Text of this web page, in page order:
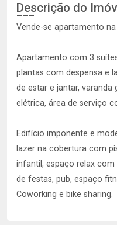
Descrição do
Vende-se apartamento
Apartamento com 3
plantas com despensa e
de estar e jantar,
elétrica, área de serviço
Edifício imponente e
lazer na cobertura com
infantil, espaço relax com
de festas, pub, espaço
Coworking e bike sharing.